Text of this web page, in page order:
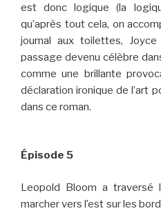
est donc logique (la
qu’après tout cela, on
journal aux toilettes,
passage devenu célèbre
comme une brillante
déclaration ironique de l’art
dans ce roman.
Épisode 5
Leopold Bloom a
marcher vers l’est sur les